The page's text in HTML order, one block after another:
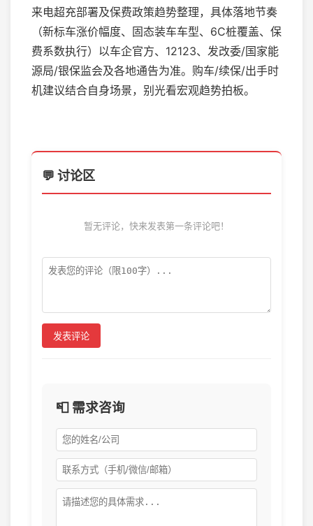
来电超充部署及保费政策趋势整理，具体落地节奏
（新标车涨价幅度、固态装车车型、6C桩覆盖、保
费系数执行）以车企官方、12123、发改委/国家能
源局/银保监会及各地通告为准。购车/续保/出手时
机建议结合自身场景，别光看宏观趋势拍板。
💬 讨论区
暂无评论，快来发表第一条评论吧！
发表评论
📮 需求咨询